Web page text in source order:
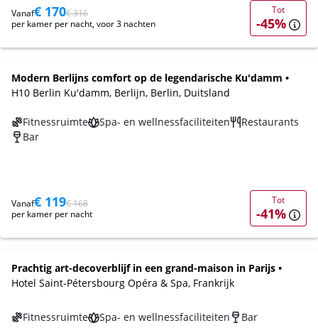
Vanaf€ 170€ 316
per kamer per nacht, voor 3 nachten
Tot
-45%
Modern Berlijns comfort op de legendarische Ku'damm •
H10 Berlin Ku'damm, Berlijn, Berlin, Duitsland
Fitnessruimte Spa- en wellnessfaciliteiten
Restaurants
Bar
Vanaf€ 119€ 168
per kamer per nacht
Tot
-41%
Prachtig art-decoverblijf in een grand-maison in Parijs •
Hotel Saint-Pétersbourg Opéra & Spa, Frankrijk
Fitnessruimte Spa- en wellnessfaciliteiten Bar